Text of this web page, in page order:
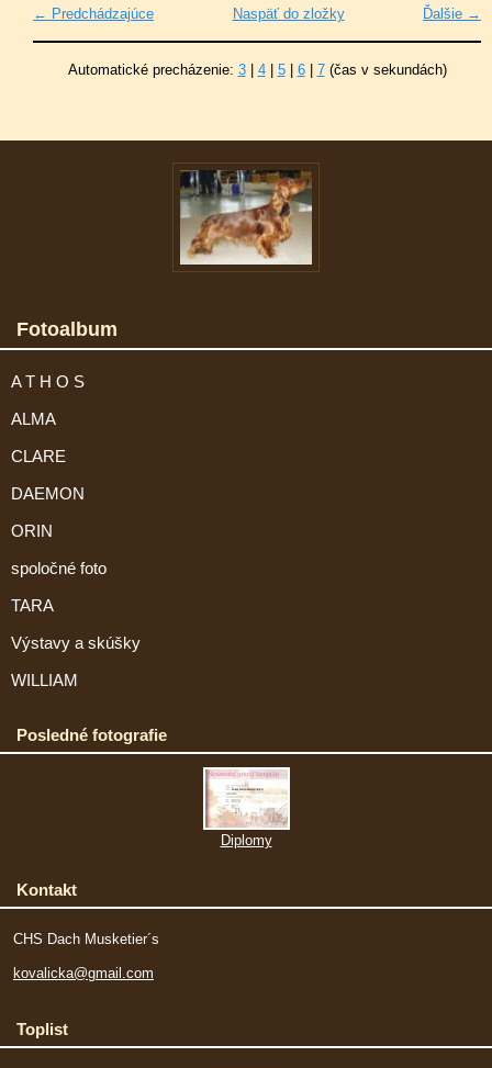
← Predchádzajúce Ďalšie →
Naspäť do zložky
Automatické precházenie: 3| 4| 5| 6| 7(čas v sekundách)
Fotoalbum
A T H O S
ALMA
CLARE
DAEMON
ORIN
spoločné foto
TARA
Výstavy a skúšky
WILLIAM
Posledné fotografie
Diplomy
Kontakt
CHS Dach Musketier´s
kovalicka@gmail.com
Toplist